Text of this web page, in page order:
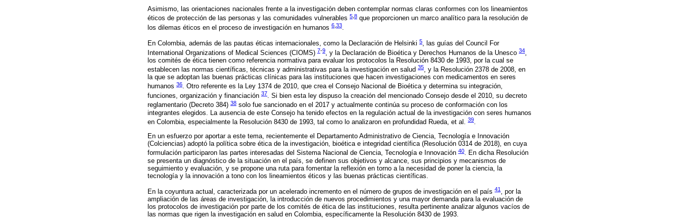
Asimismo, las orientaciones nacionales frente a la investigación deben contemplar normas claras conformes con los lineamientos
éticos de protección de las personas y las comunidades vulnerables 5 8 que proporcionen un marco analítico para la resolución de
los dilemas éticos en el proceso de investigación en humanos 6 33.
En Colombia, además de las pautas éticas internacionales, como la Declaración de Helsinki 5, las guías del Council For
International Organizations of Medical Sciences (CIOMS) 7-9, y la Declaración de Bioética y Derechos Humanos de la Unesco 34,
los comités de ética tienen como referencia normativa para evaluar los protocolos la Resolución 8430 de 1993, por la cual se
establecen las normas científicas, técnicas y administrativas para la investigación en salud 35, y la Resolución 2378 de 2008, en
la que se adoptan las buenas prácticas clínicas para las instituciones que hacen investigaciones con medicamentos en seres
humanos 36. Otro referente es la Ley 1374 de 2010, que crea el Consejo Nacional de Bioética y determina su integración,
funciones, organización y financiación 37. Si bien esta ley dispuso la creación del mencionado Consejo desde el 2010, su decreto
reglamentario (Decreto 384) 38 solo fue sancionado en el 2017 y actualmente continúa su proceso de conformación con los
integrantes elegidos. La ausencia de este Consejo ha tenido efectos en la regulación actual de la investigación con seres humanos
en Colombia, especialmente la Resolución 8430 de 1993, tal como lo analizaron en profundidad Rueda, et al. 39.
En un esfuerzo por aportar a este tema, recientemente el Departamento Administrativo de Ciencia, Tecnología e Innovación
(Colciencias) adoptó la política sobre ética de la investigación, bioética e integridad científica (Resolución 0314 de 2018), en cuya
formulación participaron las partes interesadas del Sistema Nacional de Ciencia, Tecnología e Innovación 40. En dicha Resolución
se presenta un diagnóstico de la situación en el país, se definen sus objetivos y alcance, sus principios y mecanismos de
seguimiento y evaluación, y se propone una ruta para fomentar la reflexión en torno a la necesidad de poner la ciencia, la
tecnología y la innovación a tono con los lineamientos éticos y las buenas prácticas científicas.
En la coyuntura actual, caracterizada por un acelerado incremento en el número de grupos de investigación en el país 41 , por la
ampliación de las áreas de investigación, la introducción de nuevos procedimientos y una mayor demanda para la evaluación de
los protocolos de investigación por parte de los comités de ética de las instituciones, resulta pertinente analizar algunos vacíos de
las normas que rigen la investigación en salud en Colombia, específicamente la Resolución 8430 de 1993.